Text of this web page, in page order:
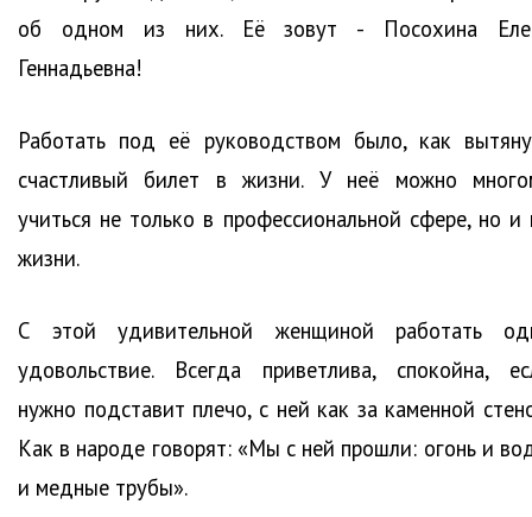
об одном из них. Её зовут - Посохина
Геннадьевна!
Работать под её руководством было, как
счастливый билет в жизни. У неё можно
учиться не только в профессиональной сфере, но и
жизни.
С этой удивительной женщиной работать
удовольствие. Всегда приветлива, спокойна,
нужно подставит плечо, с ней как за каменной
Как в народе говорят: «Мы с ней прошли: огонь и
и медные трубы».